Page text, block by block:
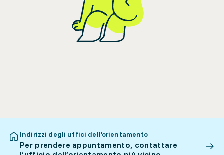
Indirizzi degli uffici dell’orientamento
Per prendere appuntamento, contattare